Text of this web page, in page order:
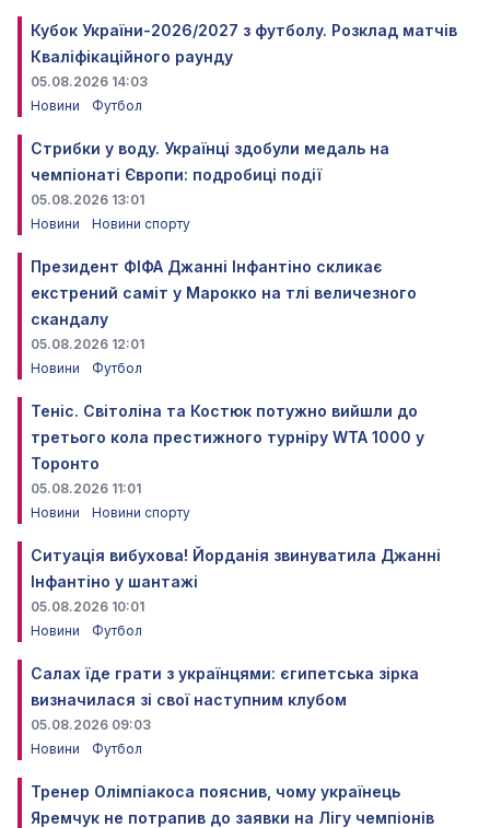
Кубок України-2026/2027 з футболу. Розклад матчів
Кваліфікаційного раунду
05.08.2026 14:03
Новини
Футбол
Стрибки у воду. Українці здобули медаль на
чемпіонаті Європи: подробиці події
05.08.2026 13:01
Новини
Новини спорту
Президент ФІФА Джанні Інфантіно скликає
екстрений саміт у Марокко на тлі величезного
скандалу
05.08.2026 12:01
Новини
Футбол
Теніс. Світоліна та Костюк потужно вийшли до
третього кола престижного турніру WTA 1000 у
Торонто
05.08.2026 11:01
Новини
Новини спорту
Ситуація вибухова! Йорданія звинуватила Джанні
Інфантіно у шантажі
05.08.2026 10:01
Новини
Футбол
Салах їде грати з українцями: єгипетська зірка
визначилася зі свої наступним клубом
05.08.2026 09:03
Новини
Футбол
Тренер Олімпіакоса пояснив, чому українець
Яремчук не потрапив до заявки на Лігу чемпіонів